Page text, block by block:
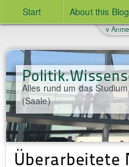
Start About this Blog
Alles rund um das
(Saale)
v
Überarbeitete